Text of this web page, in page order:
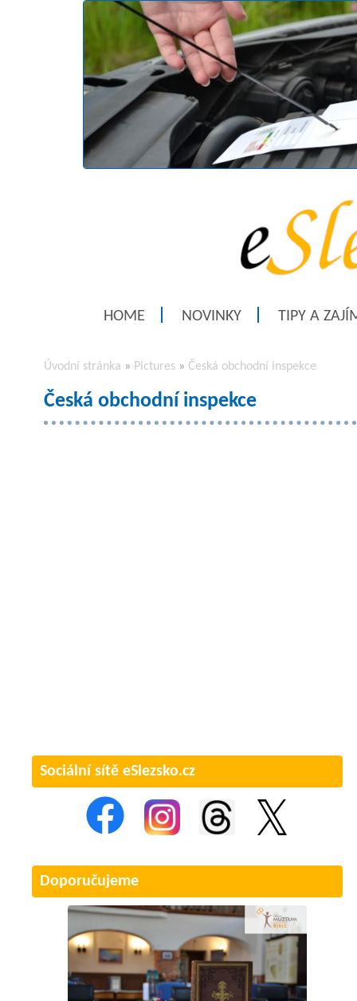
HOME NOVINKY TIPY A
Úvodní stránka » Pictures » Česká obchodní inspekce
Česká obchodní inspekce
Sociální sítě eSlezsko.cz
Doporučujeme